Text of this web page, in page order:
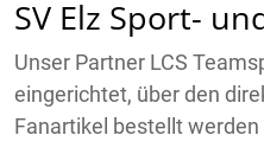
SV Elz Sport-
Unser Partner LCS
eingerichtet, über den
Fanartikel bestellt werden